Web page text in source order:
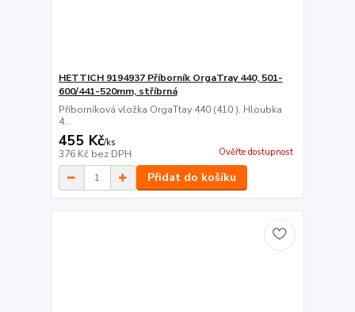
HETTICH 9194937 Příborník OrgaTray 440, 501-
600/441-520mm, stříbrná
Příborníková vložka OrgaTtay 440 (410 ). Hloubka
4...
455 Kč/ks
376 Kč bez DPH Ověřte dostupnost
Přidat do košíku